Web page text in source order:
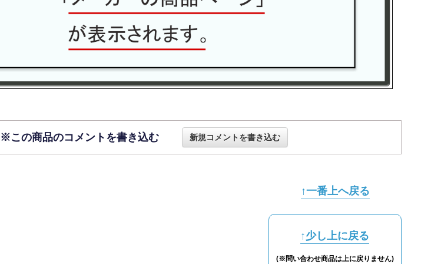
※この商品のコメントを書き込む 新規コメントを書き込む
↑一番上へ戻る
↑少し上に戻る
(※問い合わせ商品は上に戻りません)